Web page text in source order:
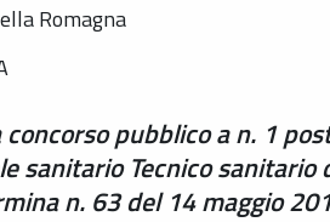
Romagna
pubblico a n. 1
sanitario Tecnico
n. 63 del 14 maggio